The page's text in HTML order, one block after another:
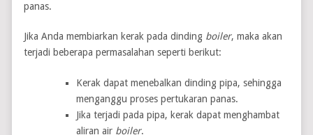
panas.
Jika Anda membiarkan kerak pada dinding boiler, maka akan
terjadi beberapa permasalahan seperti berikut:
Kerak dapat menebalkan dinding pipa, sehingga
menganggu proses pertukaran panas.
Jika terjadi pada pipa, kerak dapat menghambat
aliran air boiler.